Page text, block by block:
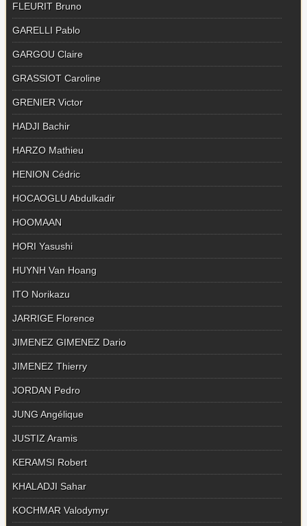
FLEURIT Bruno
GARELLI Pablo
GARGOU Claire
GRASSIOT Caroline
GRENIER Victor
HADJI Bachir
HARZO Mathieu
HENION Cédric
HOCAOGLU Abdulkadir
HOOMAAN
HORI Yasushi
HUYNH Van Hoang
ITO Norikazu
JARRIGE Florence
JIMENEZ GIMENEZ Dario
JIMENEZ Thierry
JORDAN Pedro
JUNG Angélique
JUSTIZ Aramis
KERAMSI Robert
KHALADJI Sahar
KOCHMAR Valodymyr